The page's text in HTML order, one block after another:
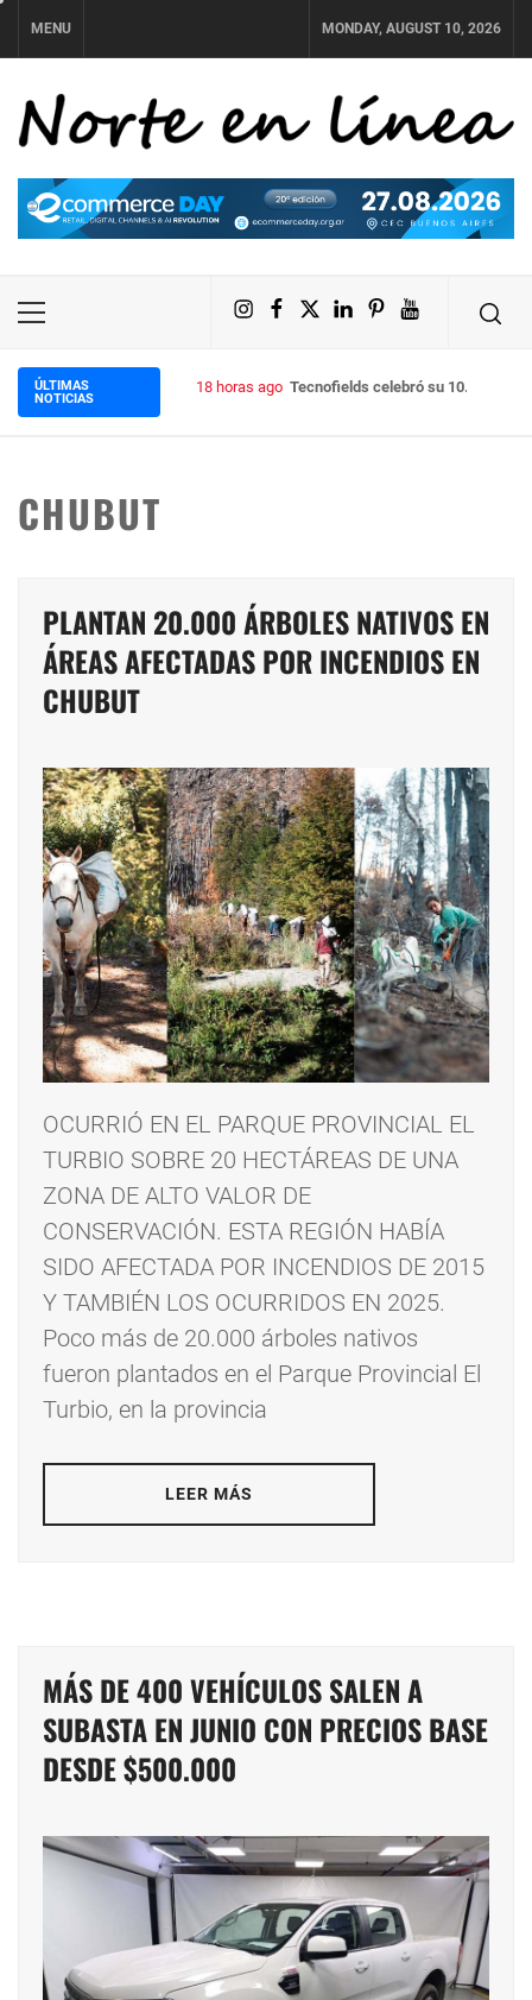
Skip
to
content
MENU MONDAY, AUGUST 10, 2026
NORTE EN LÍNEA
Primary
Instagram
Facebook
X LinkedIn
PinterestYouTube
ÚLTIMAS
NOTICIAS
18 horas ago Tecnofields celebró su 10.ª
CHUBUT
PLANTAN 20.000 ÁRBOLES NATIVOS EN
ÁREAS AFECTADAS POR INCENDIOS EN
CHUBUT
OCURRIÓ EN EL PARQUE PROVINCIAL EL
TURBIO SOBRE 20 HECTÁREAS DE UNA
ZONA DE ALTO VALOR DE
CONSERVACIÓN. ESTA REGIÓN HABÍA
SIDO AFECTADA POR INCENDIOS DE 2015
Y TAMBIÉN LOS OCURRIDOS EN 2025.
Poco más de 20.000 árboles nativos
fueron plantados en el Parque Provincial El
Turbio, en la provincia
LEER MÁS
MÁS DE 400 VEHÍCULOS SALEN A
SUBASTA EN JUNIO CON PRECIOS BASE
DESDE $500.000